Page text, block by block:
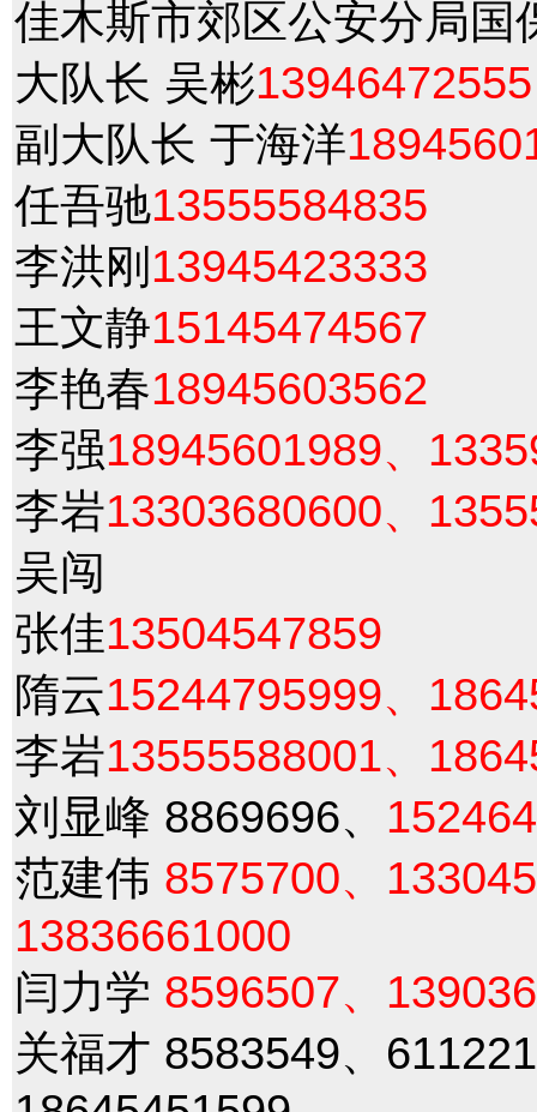
佳木斯市郊区公安分局国
大队长 吴彬13946472555
副大队长 于海洋
任吾驰13555584835
李洪刚 13945423333
王文静15145474567
李艳春18945603562
李强18945601989、
李岩13303680600、
吴闯
张佳13504547859
隋云15244795999、
李岩13555588001、
刘显峰 8869696、
范建伟 8575700、
13836661000
闫力学 8596507、
关福才 8583549、